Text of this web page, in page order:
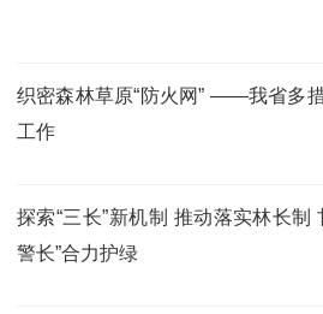
织密森林草原“防火网” ——我省多
工作
探索“三长”新机制 推动落实林长制
警长”合力护绿